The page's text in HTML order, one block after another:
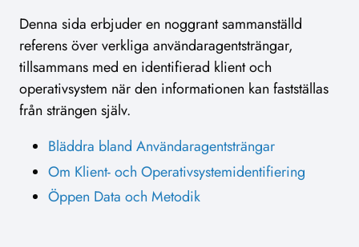
Denna sida erbjuder en noggrant sammanställd
referens över verkliga användaragentsträngar,
tillsammans med en identifierad klient och
operativsystem när den informationen kan fastställas
från strängen själv.
Bläddra bland Användaragentsträngar
Om Klient- och Operativsystemidentifiering
Öppen Data och Metodik